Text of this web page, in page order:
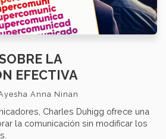
LA
EFECTIVA
Anna Ninan
Charles Duhigg ofrece una
la comunicación sin modificar los